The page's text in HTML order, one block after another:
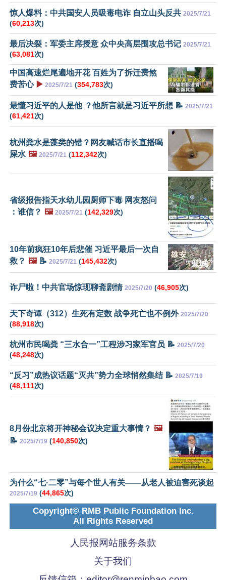
惊人爆料：中共国安人员吸毒电诈 自立山头反共 2025/7/21
(60,213次)
最后决裂：军委主席授意 众中央高层围攻总书记 2025/7/21
(63,081次)
中国高速烂尾遍地开花 百姓为了拆迁费煞
费苦心 ▶️ 2025/7/21 (354,783次)
最懂习近平的人是他 ？他所言就是习近平所想 📝 2025/7/21
(61,421次)
杭州粪水是藻类的错？网友喊话市长直播喝
屎水 🖼️ 2025/7/21 (112,342次)
省级报告指天水幼儿园厨师下毒 网友怒问
：谁信？ 🖼️ 2025/7/21 (142,329次)
10年前疯狂10年后悲催 习近平最后一次自
救？ 🖼️📝 2025/7/21 (145,432次)
诈尸啦！中共官场惊现聊斋剧情 2025/7/20 (46,905次)
天下奇谭（312）生死有定数 战争死亡也不例外 2025/7/20
(88,918次)
杭州市民喝粪 “三水合一”工程涉习家军官员 📝 2025/7/20
(48,248次)
“反习”成热议话题“灭共”势力全球悄然集结 📝 2025/7/19
(48,111次)
8月份北京将开神秘会议决定重大事情？ 🖼️
📝 2025/7/19 (140,850次)
为什么“七·二零”与每个世人有关——从老人被迫害死谈起
2025/7/19 (44,865次)
Copyright© RMB Public Foundation Inc.
All Rights Reserved
人民报网站服务条款
关于我们